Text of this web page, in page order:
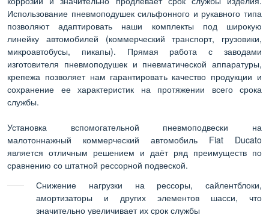
Использование пневмоподушек сильфонного и рукавного типа
позволяют адаптировать наши комплекты под широкую
линейку автомобилей (коммерческий транспорт, грузовики,
микроавтобусы, пикапы). Прямая работа с заводами
изготовителя пневмоподушек и пневматической аппаратуры,
крепежа позволяет нам гарантировать качество продукции и
сохранение ее характеристик на протяжении всего срока
службы.
Установка вспомогательной пневмоподвески на
малотоннажный коммерческий автомобиль Fiat Ducato
является отличным решением и даёт ряд преимуществ по
сравнению со штатной рессорной подвеской.
Снижение нагрузки на рессоры, сайлентблоки,
амортизаторы и других элементов шасси, что
значительно увеличивает их срок службы